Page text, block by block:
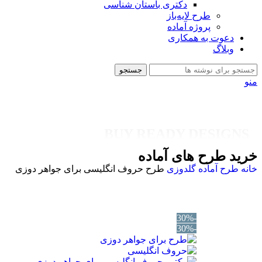
دکتری باستان شناسی
طرح لایه‌باز
پروژه آماده
دعوت به همکاری
وبلاگ
جستجو
منو
خرید طرح های آماده
خانه طرح آماده گلدوزی طرح حروف انگلیسی برای جواهر دوزی
-30%
-30%